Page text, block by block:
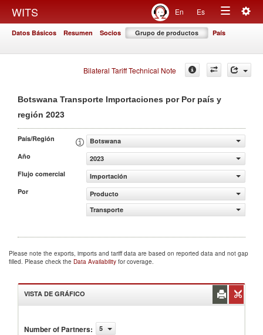
WITS En Es
Toggle
Datos Básicos Resumen Socios Grupo de productos País
Bilateral Tariff Technical Note
Botswana Transporte Importaciones por Por país y
región 2023
País/Región
Botswana
Año
2023
Flujo comercial
Importación
Por
Producto
Transporte
Please note the exports, imports and tariff data are based on reported data and not gap
filled. Please check the Data Availability for coverage.
VISTA DE GRÁFICO
Number of Partners: 5